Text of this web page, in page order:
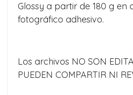
Glossy a partir de 180 g en
fotográfico adhesivo.
Los archivos NO SON
PUEDEN COMPARTIR NI